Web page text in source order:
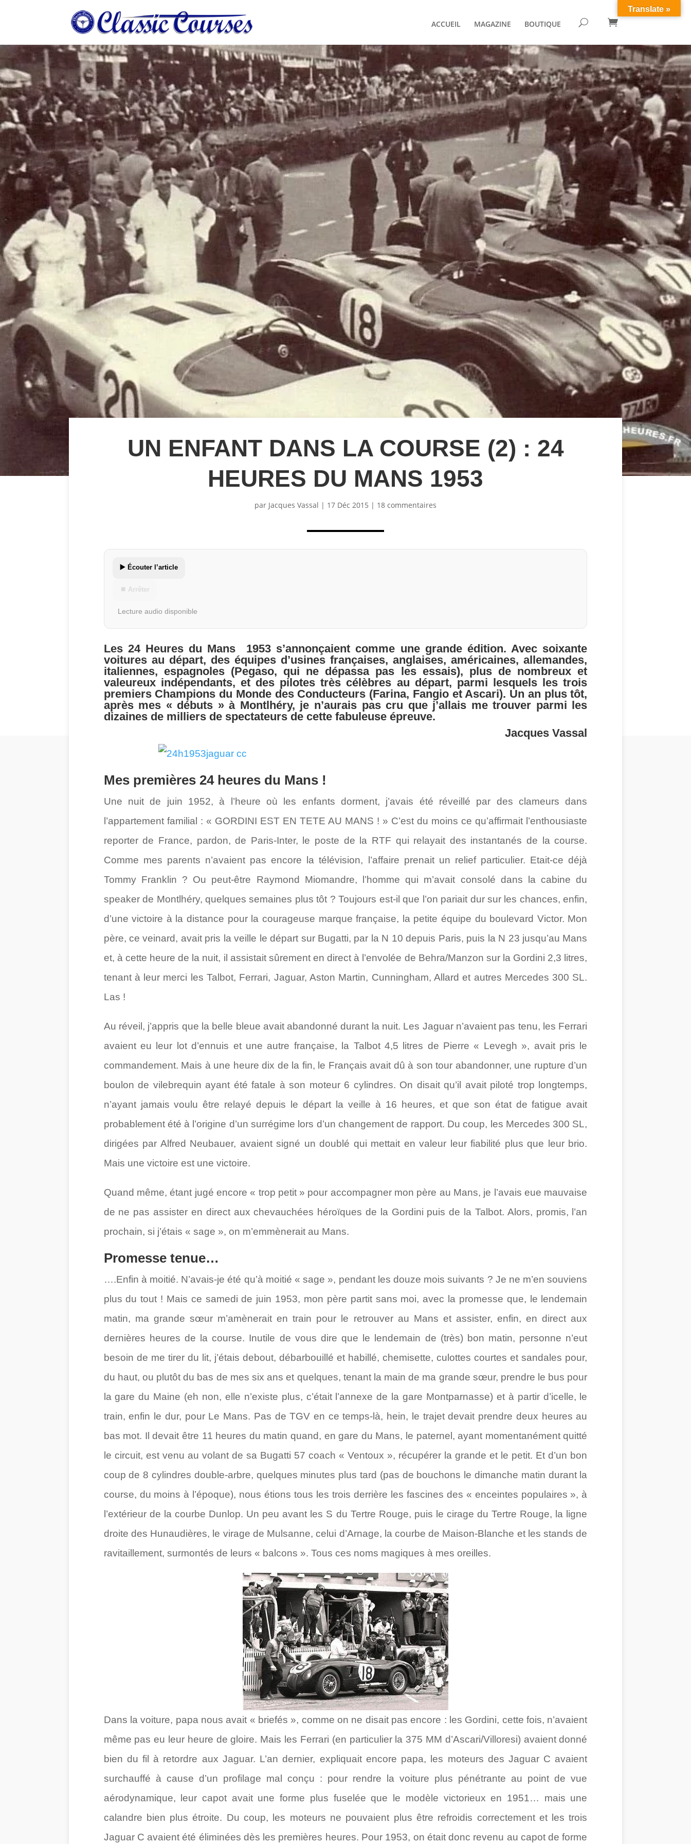
ACCUEIL MAGAZINE BOUTIQUE U 
UN ENFANT DANS LA COURSE (2) : 24
HEURES DU MANS 1953
par Jacques Vassal | 17 Déc 2015 | 18 commentaires
▶️ Écouter l’article
⏹ Arrêter
Lecture audio disponible
Les 24 Heures du Mans 1953 s’annonçaient comme une grande édition. Avec soixante
voitures au départ, des équipes d’usines françaises, anglaises, américaines, allemandes,
italiennes, espagnoles (Pegaso, qui ne dépassa pas les essais), plus de nombreux et
valeureux indépendants, et des pilotes très célèbres au départ, parmi lesquels les trois
premiers Champions du Monde des Conducteurs (Farina, Fangio et Ascari). Un an plus tôt,
après mes « débuts » à Montlhéry, je n’aurais pas cru que j’allais me trouver parmi les
dizaines de milliers de spectateurs de cette fabuleuse épreuve.
Jacques Vassal
Mes premières 24 heures du Mans !
Une nuit de juin 1952, à l’heure où les enfants dorment, j’avais été réveillé par des clameurs dans
l’appartement familial : « GORDINI EST EN TETE AU MANS ! » C’est du moins ce qu’affirmait l’enthousiaste
reporter de France, pardon, de Paris-Inter, le poste de la RTF qui relayait des instantanés de la course.
Comme mes parents n’avaient pas encore la télévision, l’affaire prenait un relief particulier. Etait-ce déjà
Tommy Franklin ? Ou peut-être Raymond Miomandre, l’homme qui m’avait consolé dans la cabine du
speaker de Montlhéry, quelques semaines plus tôt ? Toujours est-il que l’on pariait dur sur les chances, enfin,
d’une victoire à la distance pour la courageuse marque française, la petite équipe du boulevard Victor. Mon
père, ce veinard, avait pris la veille le départ sur Bugatti, par la N 10 depuis Paris, puis la N 23 jusqu’au Mans
et, à cette heure de la nuit, il assistait sûrement en direct à l’envolée de Behra/Manzon sur la Gordini 2,3 litres,
tenant à leur merci les Talbot, Ferrari, Jaguar, Aston Martin, Cunningham, Allard et autres Mercedes 300 SL.
Las !
Au réveil, j’appris que la belle bleue avait abandonné durant la nuit. Les Jaguar n’avaient pas tenu, les Ferrari
avaient eu leur lot d’ennuis et une autre française, la Talbot 4,5 litres de Pierre « Levegh », avait pris le
commandement. Mais à une heure dix de la fin, le Français avait dû à son tour abandonner, une rupture d’un
boulon de vilebrequin ayant été fatale à son moteur 6 cylindres. On disait qu’il avait piloté trop longtemps,
n’ayant jamais voulu être relayé depuis le départ la veille à 16 heures, et que son état de fatigue avait
probablement été à l’origine d’un surrégime lors d’un changement de rapport. Du coup, les Mercedes 300 SL,
dirigées par Alfred Neubauer, avaient signé un doublé qui mettait en valeur leur fiabilité plus que leur brio.
Mais une victoire est une victoire.
Quand même, étant jugé encore « trop petit » pour accompagner mon père au Mans, je l’avais eue mauvaise
de ne pas assister en direct aux chevauchées héroïques de la Gordini puis de la Talbot. Alors, promis, l’an
prochain, si j’étais « sage », on m’emmènerait au Mans.
Promesse tenue…
….Enfin à moitié. N’avais-je été qu’à moitié « sage », pendant les douze mois suivants ? Je ne m’en souviens
plus du tout ! Mais ce samedi de juin 1953, mon père partit sans moi, avec la promesse que, le lendemain
matin, ma grande sœur m’amènerait en train pour le retrouver au Mans et assister, enfin, en direct aux
dernières heures de la course. Inutile de vous dire que le lendemain de (très) bon matin, personne n’eut
besoin de me tirer du lit, j’étais debout, débarbouillé et habillé, chemisette, culottes courtes et sandales pour,
du haut, ou plutôt du bas de mes six ans et quelques, tenant la main de ma grande sœur, prendre le bus pour
la gare du Maine (eh non, elle n’existe plus, c’était l’annexe de la gare Montparnasse) et à partir d’icelle, le
train, enfin le dur, pour Le Mans. Pas de TGV en ce temps-là, hein, le trajet devait prendre deux heures au
bas mot. Il devait être 11 heures du matin quand, en gare du Mans, le paternel, ayant momentanément quitté
le circuit, est venu au volant de sa Bugatti 57 coach « Ventoux », récupérer la grande et le petit. Et d’un bon
coup de 8 cylindres double-arbre, quelques minutes plus tard (pas de bouchons le dimanche matin durant la
course, du moins à l’époque), nous étions tous les trois derrière les fascines des « enceintes populaires », à
l’extérieur de la courbe Dunlop. Un peu avant les S du Tertre Rouge, puis le cirage du Tertre Rouge, la ligne
droite des Hunaudières, le virage de Mulsanne, celui d’Arnage, la courbe de Maison-Blanche et les stands de
ravitaillement, surmontés de leurs « balcons ». Tous ces noms magiques à mes oreilles.
Dans la voiture, papa nous avait « briefés », comme on ne disait pas encore : les Gordini, cette fois, n’avaient
même pas eu leur heure de gloire. Mais les Ferrari (en particulier la 375 MM d’Ascari/Villoresi) avaient donné
bien du fil à retordre aux Jaguar. L’an dernier, expliquait encore papa, les moteurs des Jaguar C avaient
surchauffé à cause d’un profilage mal conçu : pour rendre la voiture plus pénétrante au point de vue
aérodynamique, leur capot avait une forme plus fuselée que le modèle victorieux en 1951… mais une
calandre bien plus étroite. Du coup, les moteurs ne pouvaient plus être refroidis correctement et les trois
Jaguar C avaient été éliminées dès les premières heures. Pour 1953, on était donc revenu au capot de forme
Translate »